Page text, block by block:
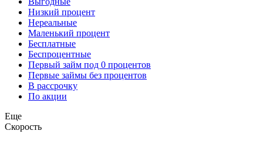
Низкий процент
Нереальные
Маленький процент
Бесплатные
Беспроцентные
Первый займ под 0 процентов
Первые займы без процентов
В рассрочку
По акции
Еще
Скорость